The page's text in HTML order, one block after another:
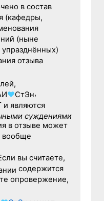
в состав
(кафедры,
(ныне
отзыва
♥СтЭн,
и являются
суждениями
в отзыве может
вообще
вы считаете,
содержится
опровержение,